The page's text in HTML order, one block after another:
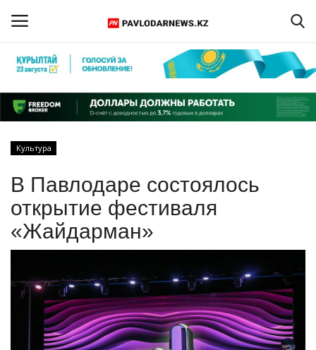
Регистрация
Главная
ПАВЛОДАРСКАЯ ОБЛАСТЬ
КАЗАХСТАН
СПЕЦПРОЕКТЫ
СПОРТ
Культура
В Павлодаре состоялось
открытие фестиваля
«Жайдарман»